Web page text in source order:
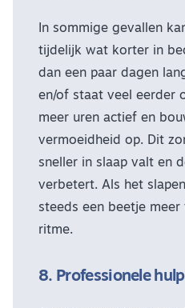
In sommige gevallen
tijdelijk wat korter in
dan een paar dagen
en/of staat veel eerder
meer uren actief en
vermoeidheid op. Dit
sneller in slaap valt en
verbetert. Als het
steeds een beetje
ritme.
8. Professionele hulp